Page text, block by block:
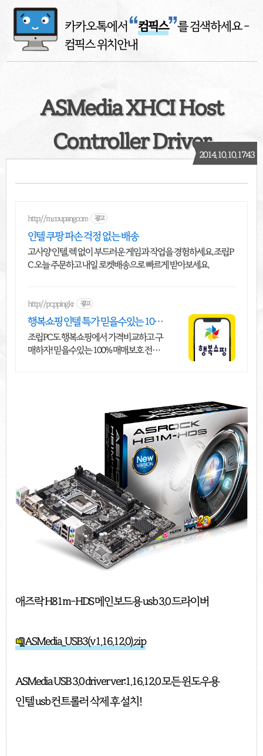
카카오톡에서 컴픽스 를 검색하세요-
컴픽스 위치안내
ASMedia XHCI Host
Controller Driver2014. 10. 10. 17:43
http://m.coupang.com 광고
인텔 쿠팡 파손 걱정 없는 배송
고사양 인텔, 렉 없이 부드러운 게임과 작업을 경험하세요. 조립P
C 오늘 주문하고 내일 로켓배송으로 빠르게 받아보세요.
http://pc.pping.kr 광고
행복쇼핑 인텔 특가 믿을수있는 10
0% 매매보호
조립PC도 행복쇼핑에서 가격비교하고 구
매하자! 믿을수있는 100% 매매보호 전문
애즈락 H81m-HDS 메인보드용 usb 3.0 드라이버
ASMedia_USB3(v1.16.12.0).zip
ASMedia USB 3.0 driver ver:1.16.12.0 모든 윈도우용
인텔 usb 컨트롤러 삭제 후 설치!